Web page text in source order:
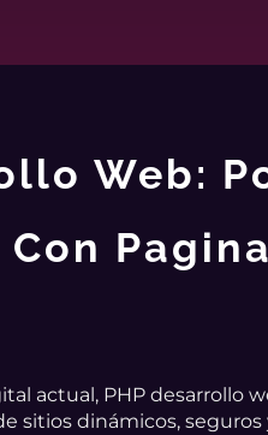
Web:
actual, PHP desarrollo
sitios dinámicos,